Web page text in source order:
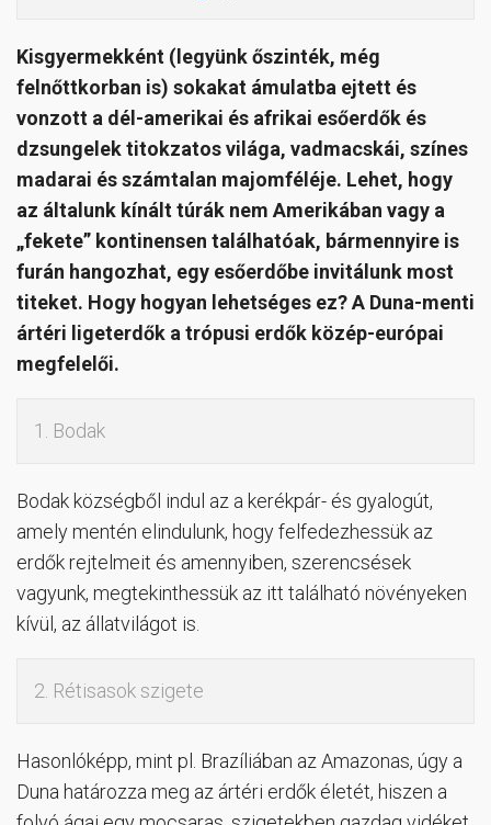
Kisgyermekként (legyünk őszinték, még
felnőttkorban is) sokakat ámulatba ejtett és
vonzott a dél-amerikai és afrikai esőerdők és
dzsungelek titokzatos világa, vadmacskái, színes
madarai és számtalan majomféléje. Lehet, hogy
az általunk kínált túrák nem Amerikában vagy a
„fekete” kontinensen találhatóak, bármennyire is
furán hangozhat, egy esőerdőbe invitálunk most
titeket. Hogy hogyan lehetséges ez? A Duna-menti
ártéri ligeterdők a trópusi erdők közép-európai
megfelelői.
1. Bodak
Bodak községből indul az a kerékpár- és gyalogút,
amely mentén elindulunk, hogy felfedezhessük az
erdők rejtelmeit és amennyiben, szerencsések
vagyunk, megtekinthessük az itt található növényeken
kívül, az állatvilágot is.
2. Rétisasok szigete
Hasonlóképp, mint pl. Brazíliában az Amazonas, úgy a
Duna határozza meg az ártéri erdők életét, hiszen a